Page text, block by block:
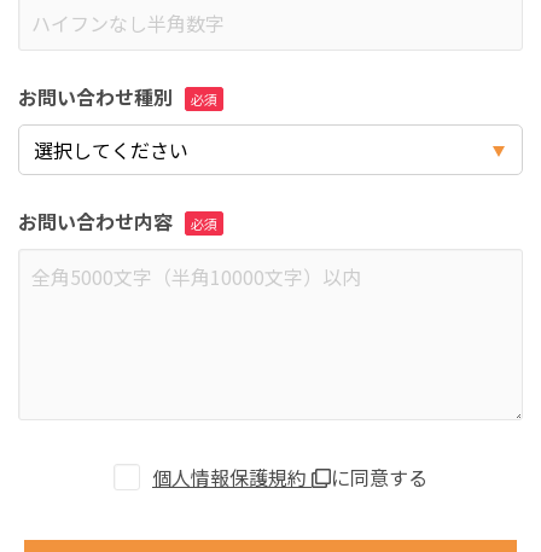
お問い合わせ種別
お問い合わせ内容
個人情報保護規約 に同意する